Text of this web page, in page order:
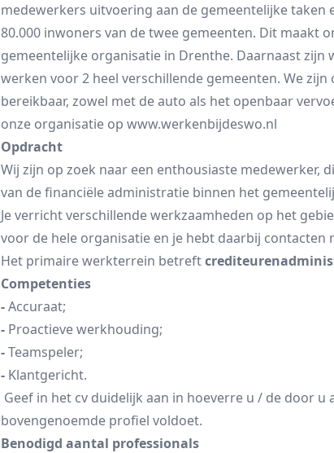
medewerkers uitvoering aan de gemeentelijke taken
80.000 inwoners van de twee gemeenten. Dit maakt
gemeentelijke organisatie in Drenthe. Daarnaast
werken voor 2 heel verschillende gemeenten. We
bereikbaar, zowel met de auto als het openbaar
onze organisatie op www.werkenbijdeswo.nl
Opdracht
Wij zijn op zoek naar een enthousiaste medewerker,
van de financiële administratie binnen het
Je verricht verschillende werkzaamheden op het
voor de hele organisatie en je hebt daarbij contacten
Het primaire werkterrein betreft
Competenties
-Accuraat;
- Proactieve werkhouding;
-Teamspeler;
- Klantgericht.
Geef in het cv duidelijk aan in hoeverre u / de door
bovengenoemde profiel voldoet.
Benodigd aantal professionals